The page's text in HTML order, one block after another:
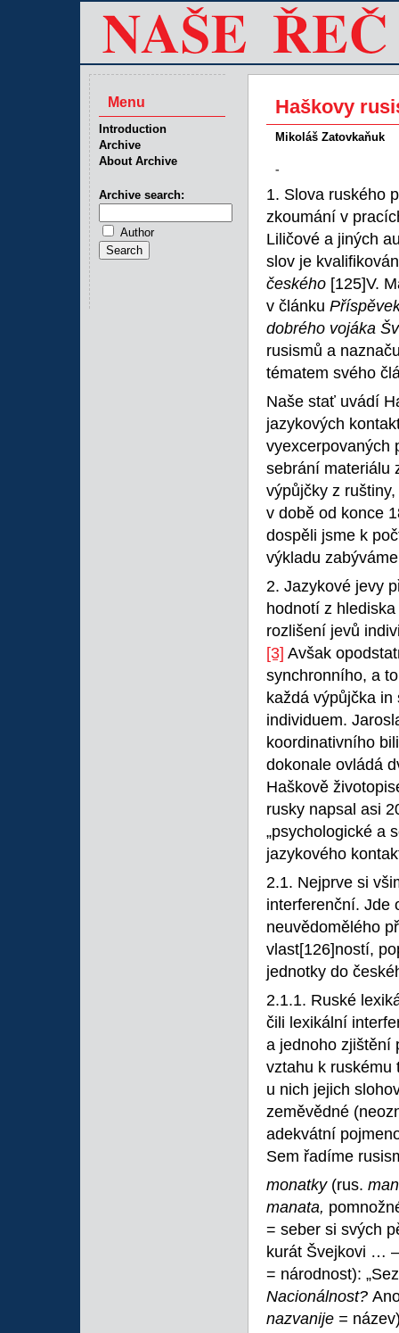
Haškovy
Mikoláš Zatovkaňuk
-
1. Slova ruského
zkoumání v
Liličové a jiných
slov je
českého [125]V.
v článku
dobrého vojáka
rusismů a
tématem svého
Naše stať uvádí
jazykových
vyexcerpovaných
sebrání materiálu
výpůjčky z
v době od konce
dospěli jsme k
výkladu
2. Jazykové jevy
hodnotí z
rozlišení jevů
[3] Avšak
synchronního, a
každá výpůjčka
individuem.
koordinativního
dokonale ovládá
Haškově
rusky napsal asi
„psychologické a
jazykového
2.1. Nejprve si
interferenční. Jde
neuvědomělého
vlast[126]ností,
jednotky do
2.1.1. Ruské
čili lexikální
a jednoho zjištění
vztahu k ruskému
u nich jejich
zeměvědné
adekvátní
Sem řadíme
monatky (rus.
manata,
= seber si svých
kurát Švejkovi …
= národnost):
Nacionálnost?
nazvanije =
Menu
Introduction
Archive
About Archive
Archive search:
Author